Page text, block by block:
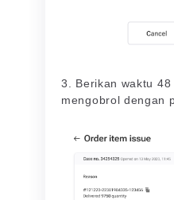
3. Berikan waktu
mengobrol dengan